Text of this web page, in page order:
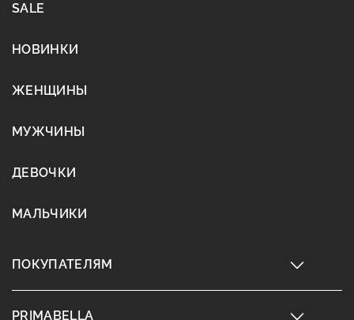
SALE
НОВИНКИ
ЖЕНЩИНЫ
МУЖЧИНЫ
ДЕВОЧКИ
МАЛЬЧИКИ
ПОКУПАТЕЛЯМ
PRIMABELLA